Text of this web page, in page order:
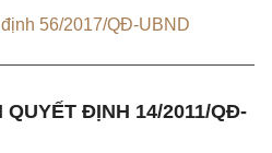
56/2017/QĐ-UBND
ĐỊNH 14/2011/QĐ-